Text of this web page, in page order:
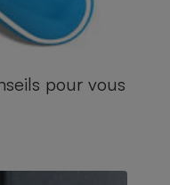
pour vous